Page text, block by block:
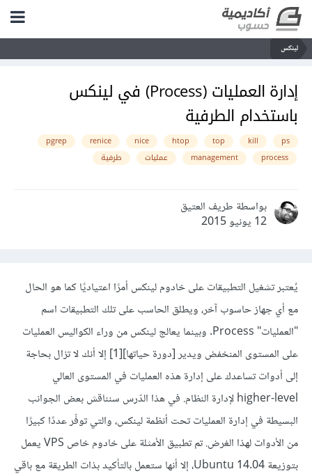
لينكس
إدارة العمليات (Process) في لينكس
باستخدام الطرفية
ps
kill
top
htop
nice
renice
pgrep
process
management عمليات طرفية
بواسطة طريف العتيق
12 يونيو 2015
يُعتبر تشغيل التطبيقات على خادوم لينكس أمرًا اعتياديًا كما هو الحال
مع أي جهاز حاسوب آخر، ويطلق الحاسب على تلك التطبيقات اسم
"العمليات" Process. وبينما يعالج لينكس من وراء الكواليس العمليات
على المستوى المنخفض ويدير [دورة حياتها][1] إلا أنك لا تزال بحاجة
إلى أدوات تساعدك على إدارة هذه العمليات في المستوى العالي
higher-level لإدارة النظام. في هذا الدّرس سنناقش بعض الجوانب
البسيطة في إدارة العمليات تحت أنظمة لينكس، والتي توفّر عددًا كبيرًا
من الأدوات لهذا الغرض. تم تطبيق الأمثلة على خادوم خاص VPS يعمل
بتوزيعة Ubuntu 14.04، إلا أنها ستعمل بالتأكيد بذات الطريقة مع باقي